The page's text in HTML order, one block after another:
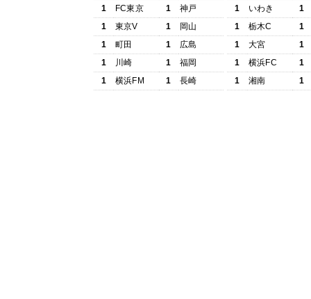
1
FC東京 1
神戸
1
東京V 1
岡山
1
町田 1
広島
1
川崎 1
福岡
1
横浜FM 1 長崎
1
いわき
1
1
栃木C
1
1
大宮
1
1
横浜FC
1
1
湘南 1